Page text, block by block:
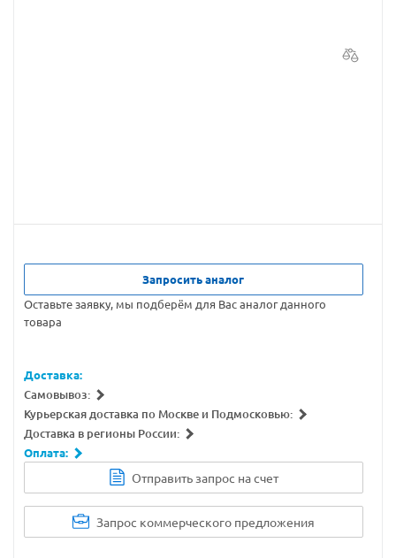
Запросить аналог
Оставьте заявку, мы подберём для Вас аналог данного
товара
Доставка:
Самовывоз:
Курьерская доставка по Москве и Подмосковью:
Доставка в регионы России:
Оплата:
Отправить запрос на счет
Запрос коммерческого предложения